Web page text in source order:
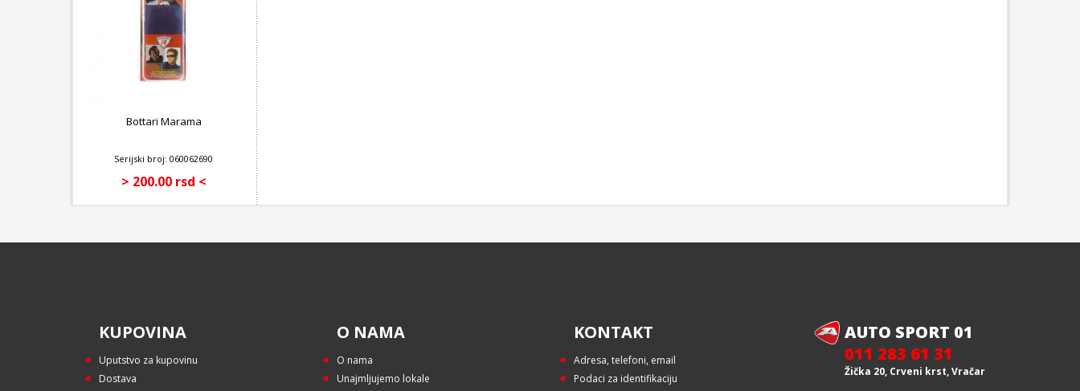
Bottari Marama
Serijski broj: 060062690
> 200.00 rsd <
KUPOVINA
Uputstvo za kupovinu
Dostava
O NAMA
O nama
Unajmljujemo lokale
KONTAKT
Adresa, telefoni, email
Podaci za identifikaciju
AUTO SPORT 01
011 283 61 31
Žička 20, Crveni krst, Vračar